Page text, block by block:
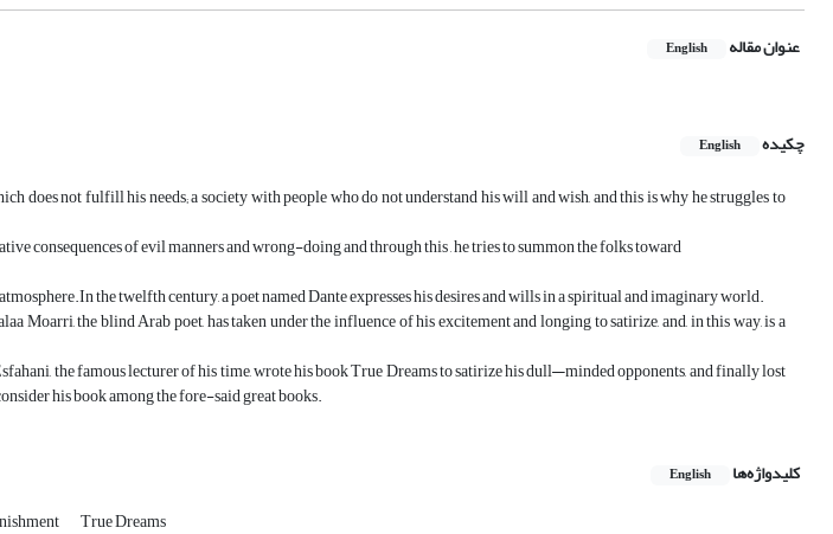
عنوان مقاله English
چکیده English
does not fulfill his needs; a society with people who do not understand his will and wish, and this is why he struggles to
consequences of evil manners and wrong-doing and through this , he tries to summon the folks toward
the twelfth century, a poet named Dante expresses his desires and wills in a spiritual and imaginary world.
Moarri, the blind Arab poet, has taken under the influence of his excitement and longing to satirize, and, in this way, is a
the famous lecturer of his time, wrote his book True Dreams to satirize his dull—minded opponents, and finally lost
his book among the fore-said great books.
کلیدواژه‌ها English
True Dreams